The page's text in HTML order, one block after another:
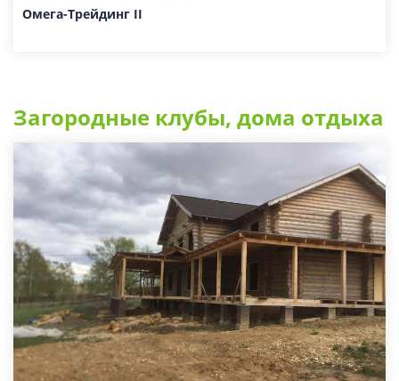
Омега-Трейдинг II
Загородные клубы, дома отдыха